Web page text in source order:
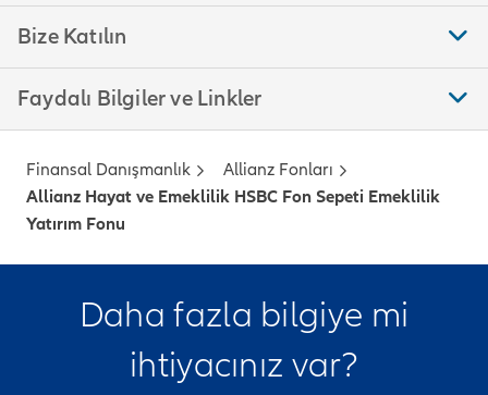
Bize Katılın
Faydalı Bilgiler ve Linkler
Finansal Danışmanlık
Allianz Fonları
Allianz Hayat ve Emeklilik HSBC Fon Sepeti Emeklilik
Yatırım Fonu
Daha fazla bilgiye mi
ihtiyacınız var?